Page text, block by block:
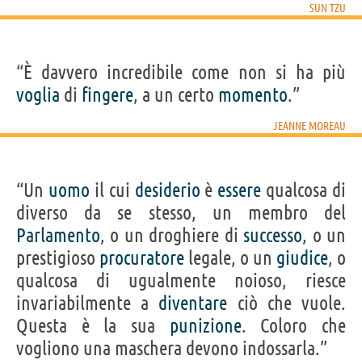
SUN TZU
“È davvero incredibile come non si ha più
voglia di fingere, a un certo momento.”
JEANNE MOREAU
“Un uomo il cui desiderio è essere qualcosa di
diverso da se stesso, un membro del
Parlamento, o un droghiere di successo, o un
prestigioso procuratore legale, o un giudice, o
qualcosa di ugualmente noioso, riesce
invariabilmente a diventare ciò che vuole.
Questa è la sua punizione. Coloro che
vogliono una maschera devono indossarla.”